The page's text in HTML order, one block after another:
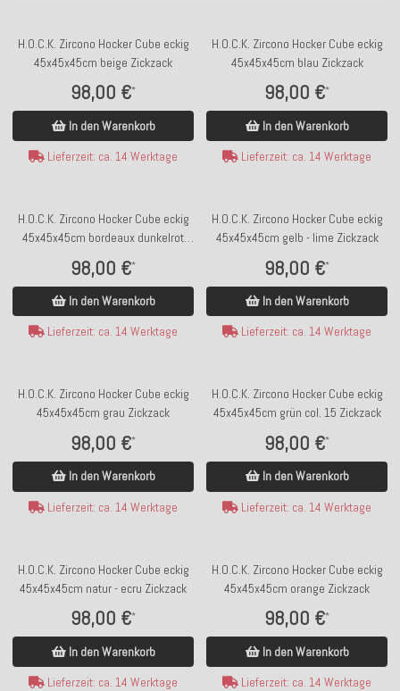
H.O.C.K. Zircono Hocker Cube eckig
45x45x45cm beige Zickzack
98,00 €*
In den Warenkorb
Lieferzeit: ca. 14 Werktage
H.O.C.K. Zircono Hocker Cube eckig
45x45x45cm blau Zickzack
98,00 €*
In den Warenkorb
Lieferzeit: ca. 14 Werktage
H.O.C.K. Zircono Hocker Cube eckig
45x45x45cm bordeaux dunkelrot
98,00 €*
In den Warenkorb
Lieferzeit: ca. 14 Werktage
H.O.C.K. Zircono Hocker Cube eckig
45x45x45cm gelb - lime Zickzack
98,00 €*
In den Warenkorb
Lieferzeit: ca. 14 Werktage
H.O.C.K. Zircono Hocker Cube eckig
45x45x45cm grau Zickzack
98,00 €*
In den Warenkorb
Lieferzeit: ca. 14 Werktage
H.O.C.K. Zircono Hocker Cube eckig
45x45x45cm grün col. 15 Zickzack
98,00 €*
In den Warenkorb
Lieferzeit: ca. 14 Werktage
H.O.C.K. Zircono Hocker Cube eckig
45x45x45cm natur - ecru Zickzack
98,00 €*
In den Warenkorb
Lieferzeit: ca. 14 Werktage
H.O.C.K. Zircono Hocker Cube eckig
45x45x45cm orange Zickzack
98,00 €*
In den Warenkorb
Lieferzeit: ca. 14 Werktage